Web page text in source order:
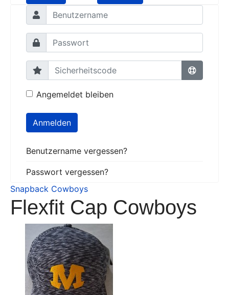
Angemeldet bleiben
Anmelden
Benutzername vergessen?
Passwort vergessen?
Snapback Cowboys
Flexfit Cap Cowboys